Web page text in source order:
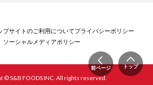
前ページ トップ
プサイトのご利用についてプライバシーポリシー
ソーシャルメディアポリシー
© S&B FOODS INC. All rights reserved.